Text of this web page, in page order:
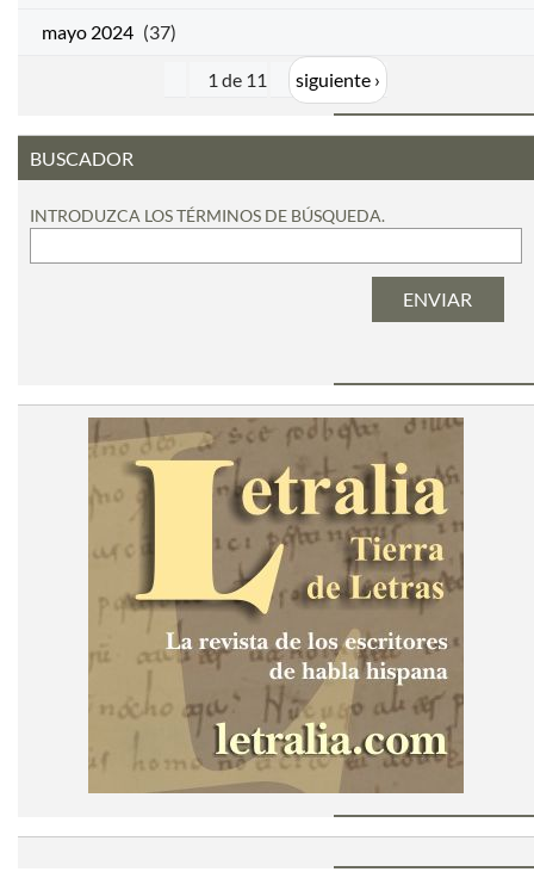
mayo 2024 (37)
1 de 11 siguiente ›
BUSCADOR
INTRODUZCA LOS TÉRMINOS DE BÚSQUEDA.